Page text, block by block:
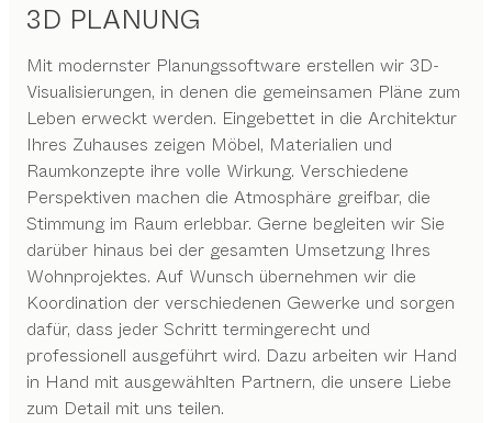
3D PLANUNG
Mit modernster Planungssoftware erstellen wir 3D-
Visualisierungen, in denen die gemeinsamen Pläne zum
Leben erweckt werden. Eingebettet in die Architektur
Ihres Zuhauses zeigen Möbel, Materialien und
Raumkonzepte ihre volle Wirkung. Verschiedene
Perspektiven machen die Atmosphäre greifbar, die
Stimmung im Raum erlebbar. Gerne begleiten wir Sie
darüber hinaus bei der gesamten Umsetzung Ihres
Wohnprojektes. Auf Wunsch übernehmen wir die
Koordination der verschiedenen Gewerke und sorgen
dafür, dass jeder Schritt termingerecht und
professionell ausgeführt wird. Dazu arbeiten wir Hand
in Hand mit ausgewählten Partnern, die unsere Liebe
zum Detail mit uns teilen.